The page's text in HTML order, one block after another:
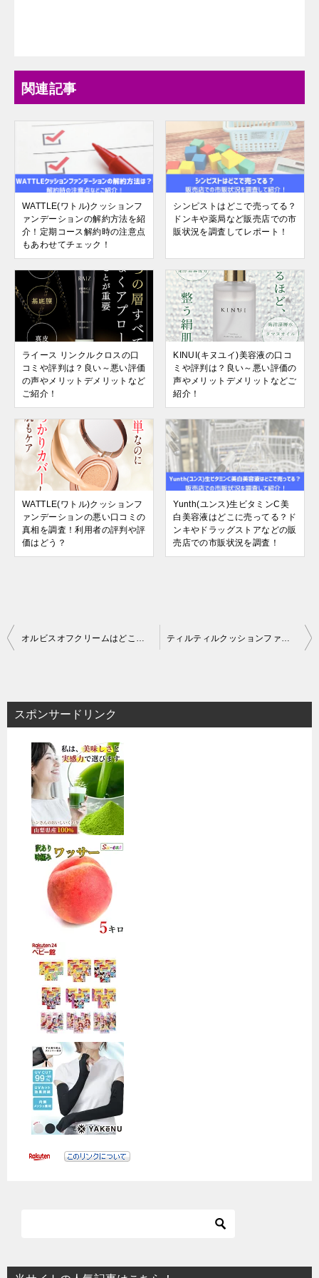
関連記事
WATTLE(ワトル)クッションフ
ァンデーションの解約方法を紹
介！定期コース解約時の注意点
もあわせてチェック！
シンピストはどこで売ってる？
ドンキや薬局など販売店での市
販状況を調査してレポート！
ライース リンクルクロスの口
コミや評判は？良い～悪い評価
の声やメリットデメリットなど
ご紹介！
KINUI(キヌユイ)美容液の口コ
ミや評判は？良い～悪い評価の
声やメリットデメリットなどご
紹介！
WATTLE(ワトル)クッションフ
ァンデーションの悪い口コミの
真相を調査！利用者の評判や評
価はどう？
Yunth(ユンス)生ビタミンC美
白美容液はどこに売ってる？ド
ンキやドラッグストアなどの販
売店での市販状況を調査！
投
ビ
ゲ
オルビスオフクリームはどこに売ってる？ドンキやドラッグストアなどの販売店での市販状況を調査！ ティルティルクッションファンデはスギ薬局やドンキで購入可能？どこに売ってるか販売店での市販状況や通販サイトを調査！
スポンサードリンク